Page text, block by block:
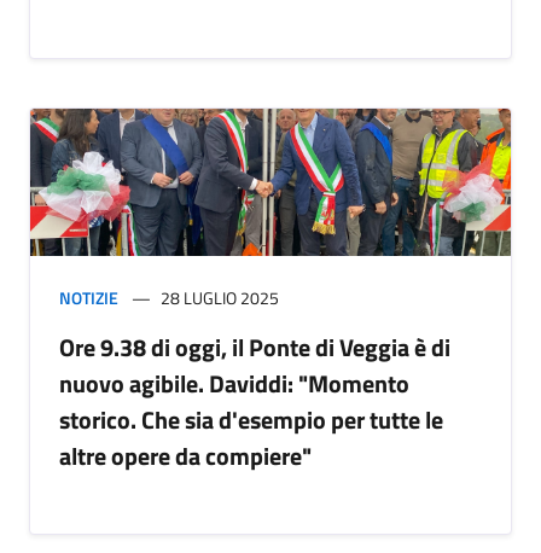
NOTIZIE 28 LUGLIO 2025
Ore 9.38 di oggi, il Ponte di Veggia è di
nuovo agibile. Daviddi: "Momento
storico. Che sia d'esempio per tutte le
altre opere da compiere"